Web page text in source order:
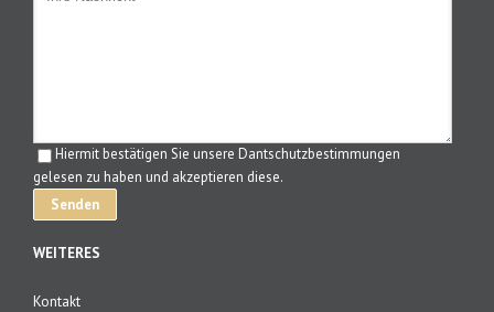
Hiermit bestätigen Sie unsere Dantschutzbestimmungen
gelesen zu haben und akzeptieren diese.
WEITERES
Kontakt